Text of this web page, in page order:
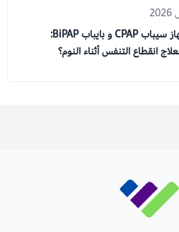
الفرق بين جهاز سيباب CPAP و بايباب BiPAP:
انقطاع التنفس أثناء النوم؟